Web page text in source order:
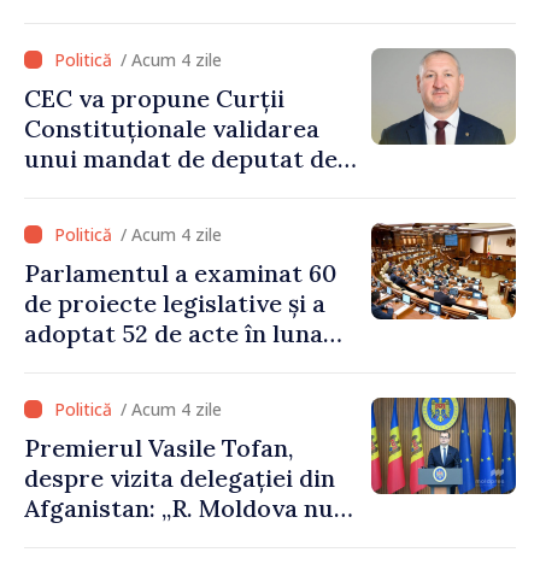
/ Acum 4 zile
CEC va propune Curții
Constituționale validarea
unui mandat de deputat de
/ Acum 4 zile
Parlamentul a examinat 60
de proiecte legislative și a
adoptat 52 de acte în luna
/ Acum 4 zile
Premierul Vasile Tofan,
despre vizita delegației din
Afganistan: „R. Moldova nu